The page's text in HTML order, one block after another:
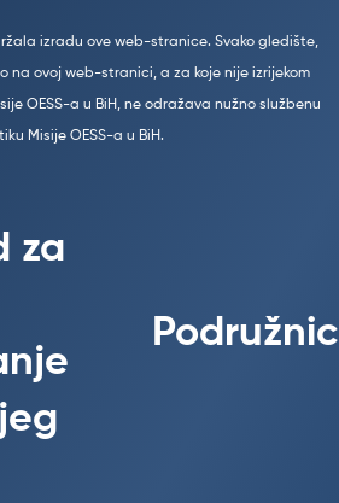
izradu ove web-stranice. Svako gledište,
na ovoj web-stranici, a za koje nije izrijekom
OESS-a u BiH, ne odražava nužno službenu
Misije OESS-a u BiH.
za